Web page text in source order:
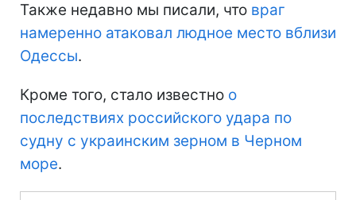
Также недавно мы писали, что враг
намеренно атаковал людное место вблизи
Одессы.
Кроме того, стало известно о
последствиях российского удара по
судну с украинским зерном в Черном
море.